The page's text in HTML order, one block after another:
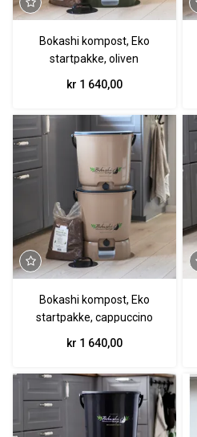
Bokashi kompost, Eko
startpakke, oliven
kr 1 640,00
Bokashi kompost, Eko
startpakke, cappuccino
kr 1 640,00